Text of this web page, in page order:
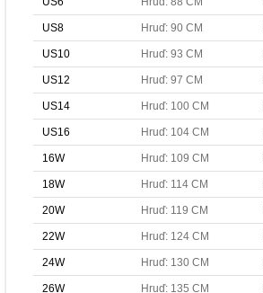
US8 Hruď: 90 CM
US10 Hruď: 93 CM
US12 Hruď: 97 CM
US14 Hruď: 100 CM
US16 Hruď: 104 CM
16W Hruď: 109 CM
18W Hruď: 114 CM
20W Hruď: 119 CM
22W Hruď: 124 CM
24W Hruď: 130 CM
26W Hruď: 135 CM